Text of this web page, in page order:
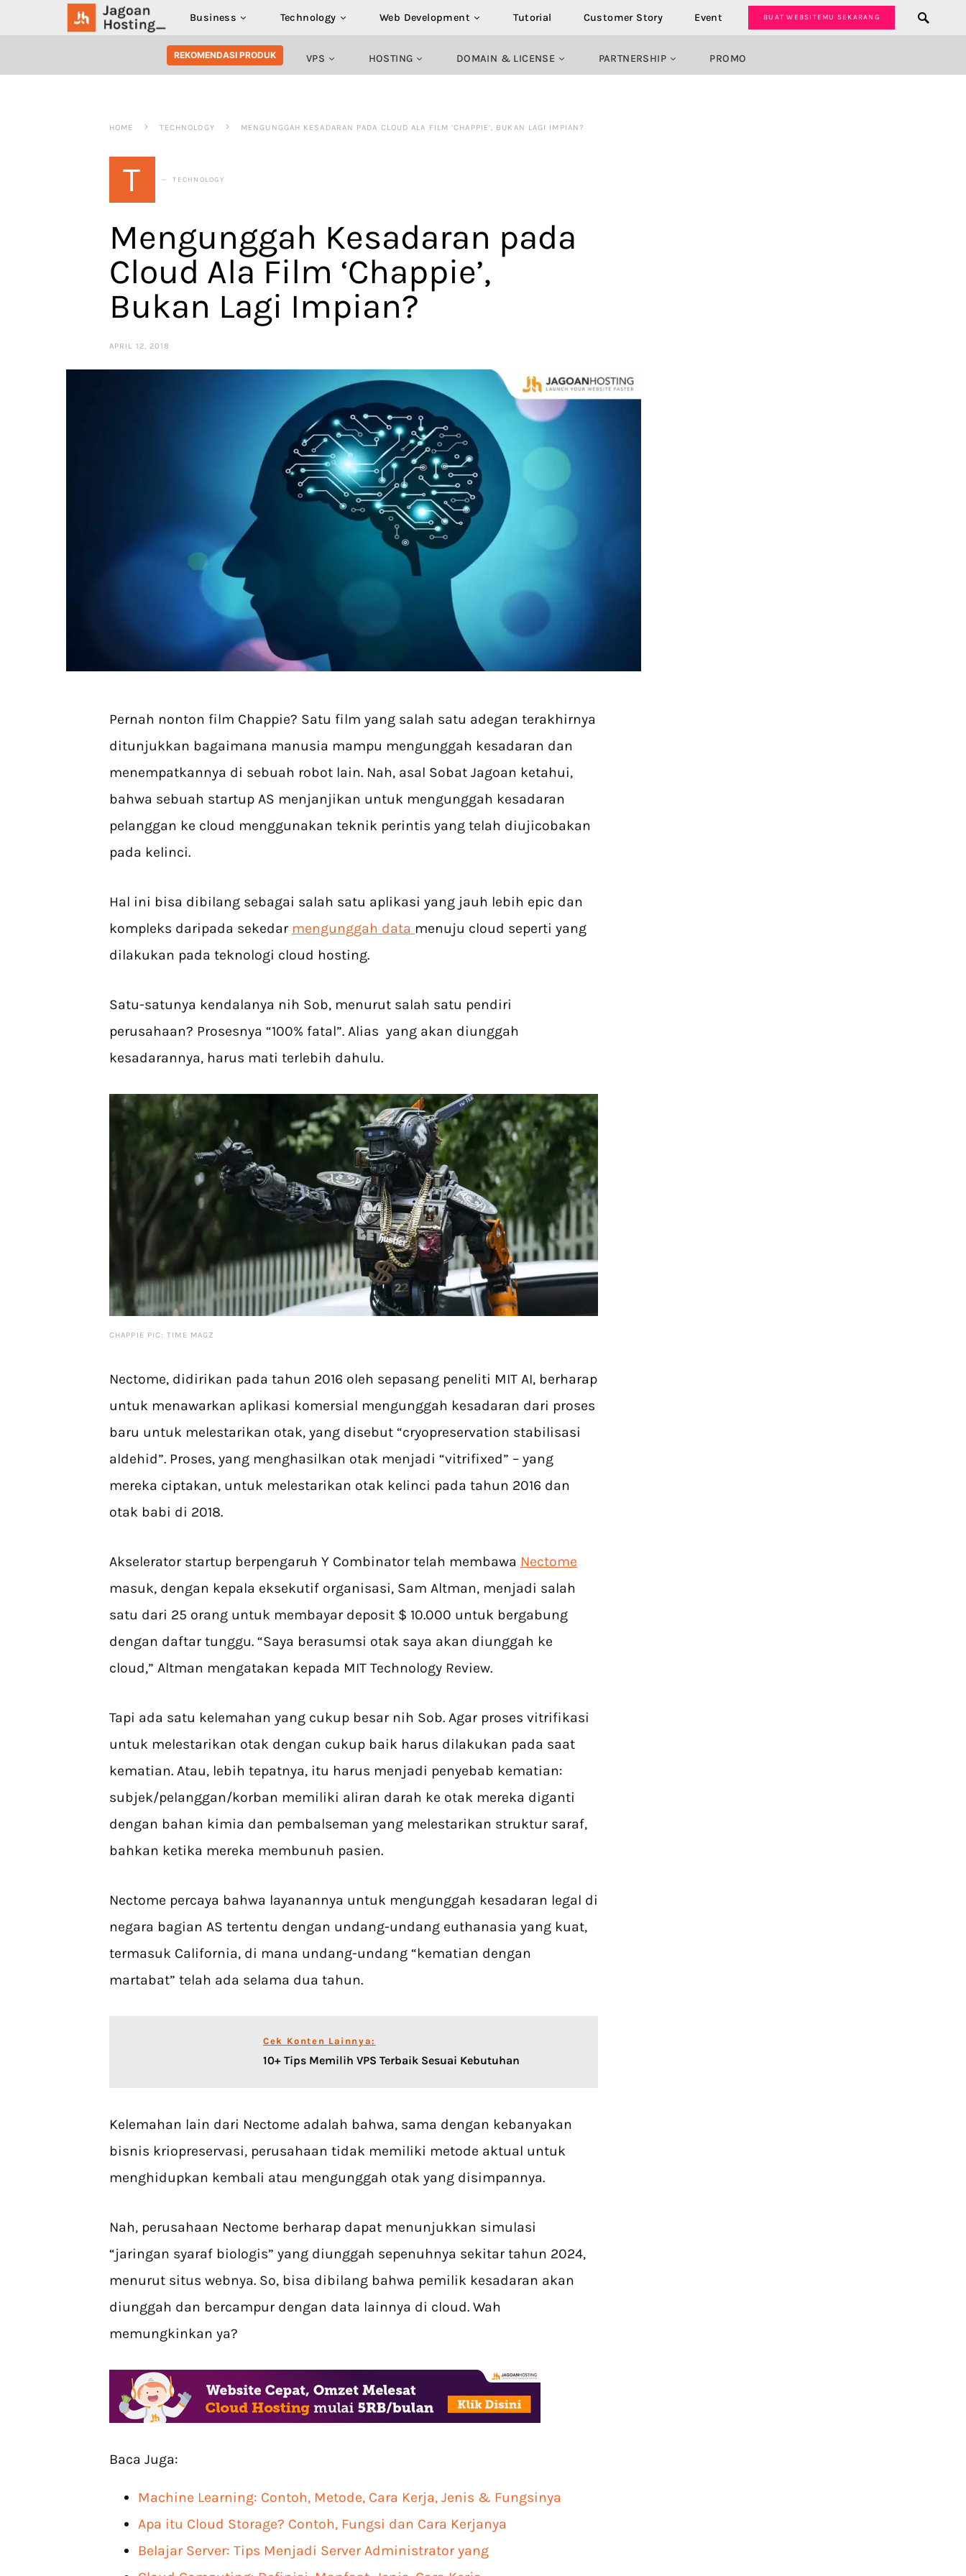
Business Technology Web Development Tutorial Customer Story Event BUAT WEBSITEMU SEKARANG
SEARCH FOR:
REKOMENDASI PRODUK VPS HOSTING DOMAIN & LICENSE PARTNERSHIP PROMO
HOME TECHNOLOGY MENGUNGGAH KESADARAN PADA CLOUD ALA FILM ‘CHAPPIE’, BUKAN LAGI IMPIAN?
T TECHNOLOGY
Mengunggah Kesadaran pada
Cloud Ala Film ‘Chappie’,
Bukan Lagi Impian?
APRIL 12, 2018
Pernah nonton film Chappie? Satu film yang salah satu adegan terakhirnya
ditunjukkan bagaimana manusia mampu mengunggah kesadaran dan
menempatkannya di sebuah robot lain. Nah, asal Sobat Jagoan ketahui,
bahwa sebuah startup AS menjanjikan untuk mengunggah kesadaran
pelanggan ke cloud menggunakan teknik perintis yang telah diujicobakan
pada kelinci.
Hal ini bisa dibilang sebagai salah satu aplikasi yang jauh lebih epic dan
kompleks daripada sekedar mengunggah data menuju cloud seperti yang
dilakukan pada teknologi cloud hosting.
Satu-satunya kendalanya nih Sob, menurut salah satu pendiri
perusahaan? Prosesnya “100% fatal”. Alias yang akan diunggah
kesadarannya, harus mati terlebih dahulu.
CHAPPIE PIC: TIME MAGZ
Nectome, didirikan pada tahun 2016 oleh sepasang peneliti MIT AI, berharap
untuk menawarkan aplikasi komersial mengunggah kesadaran dari proses
baru untuk melestarikan otak, yang disebut “cryopreservation stabilisasi
aldehid”. Proses, yang menghasilkan otak menjadi “vitrifixed” – yang
mereka ciptakan, untuk melestarikan otak kelinci pada tahun 2016 dan
otak babi di 2018.
Akselerator startup berpengaruh Y Combinator telah membawa Nectome
masuk, dengan kepala eksekutif organisasi, Sam Altman, menjadi salah
satu dari 25 orang untuk membayar deposit $ 10.000 untuk bergabung
dengan daftar tunggu. “Saya berasumsi otak saya akan diunggah ke
cloud,” Altman mengatakan kepada MIT Technology Review.
Tapi ada satu kelemahan yang cukup besar nih Sob. Agar proses vitrifikasi
untuk melestarikan otak dengan cukup baik harus dilakukan pada saat
kematian. Atau, lebih tepatnya, itu harus menjadi penyebab kematian:
subjek/pelanggan/korban memiliki aliran darah ke otak mereka diganti
dengan bahan kimia dan pembalseman yang melestarikan struktur saraf,
bahkan ketika mereka membunuh pasien.
Nectome percaya bahwa layanannya untuk mengunggah kesadaran legal di
negara bagian AS tertentu dengan undang-undang euthanasia yang kuat,
termasuk California, di mana undang-undang “kematian dengan
martabat” telah ada selama dua tahun.
Cek Konten Lainnya:
10+ Tips Memilih VPS Terbaik Sesuai Kebutuhan
Kelemahan lain dari Nectome adalah bahwa, sama dengan kebanyakan
bisnis kriopreservasi, perusahaan tidak memiliki metode aktual untuk
menghidupkan kembali atau mengunggah otak yang disimpannya.
Nah, perusahaan Nectome berharap dapat menunjukkan simulasi
“jaringan syaraf biologis” yang diunggah sepenuhnya sekitar tahun 2024,
menurut situs webnya. So, bisa dibilang bahwa pemilik kesadaran akan
diunggah dan bercampur dengan data lainnya di cloud. Wah
memungkinkan ya?
Baca Juga:
Machine Learning: Contoh, Metode, Cara Kerja, Jenis & Fungsinya
Apa itu Cloud Storage? Contoh, Fungsi dan Cara Kerjanya
Belajar Server: Tips Menjadi Server Administrator yang